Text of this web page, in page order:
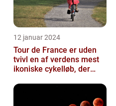
12 januar 2024
Tour de France er uden
tvivl en af verdens mest
ikoniske cykelløb, der
millioner...